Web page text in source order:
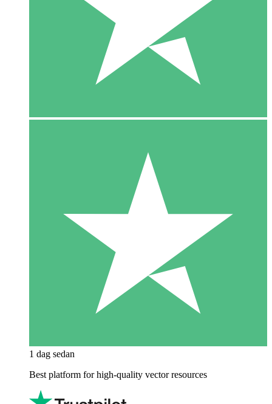
1 dag sedan
Best platform for high-quality vector resources